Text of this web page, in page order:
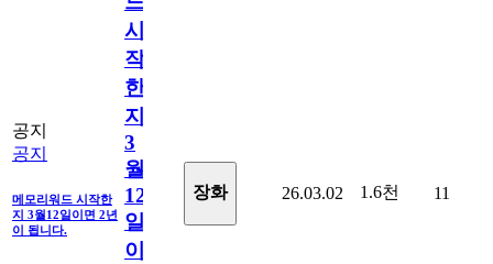
공지
공지
메모리워드 시작한
지 3월12일이면 2년
이 됩니다.
시
작
한
지
3
월
12
일
이
장화 26.03.02 1.6천 11